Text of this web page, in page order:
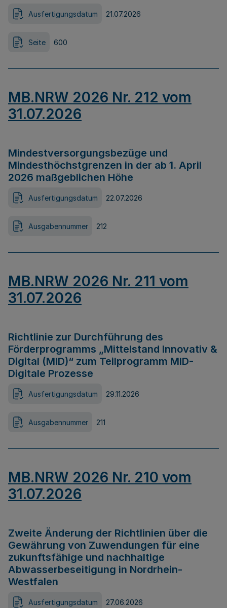
Ausfertigungsdatum 21.07.2026
Seite 600
MB.NRW 2026 Nr. 212 vom
31.07.2026
Mindestversorgungsbezüge und
Mindesthöchstgrenzen in der ab 1. April
2026 maßgeblichen Höhe
Ausfertigungsdatum 22.07.2026
Ausgabennummer 212
MB.NRW 2026 Nr. 211 vom
31.07.2026
Richtlinie zur Durchführung des
Förderprogramms „Mittelstand Innovativ &
Digital (MID)“ zum Teilprogramm MID-
Digitale Prozesse
Ausfertigungsdatum 29.11.2026
Ausgabennummer 211
MB.NRW 2026 Nr. 210 vom
31.07.2026
Zweite Änderung der Richtlinien über die
Gewährung von Zuwendungen für eine
zukunftsfähige und nachhaltige
Abwasserbeseitigung in Nordrhein-
Westfalen
Ausfertigungsdatum 27.06.2026